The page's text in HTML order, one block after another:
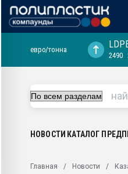
29.07.2026 ФРП помог "Ижевскому
Вакуум-формовочные машины:
евро/тонна
2490
НОВОСТИ КАТАЛОГ
Главная Новости